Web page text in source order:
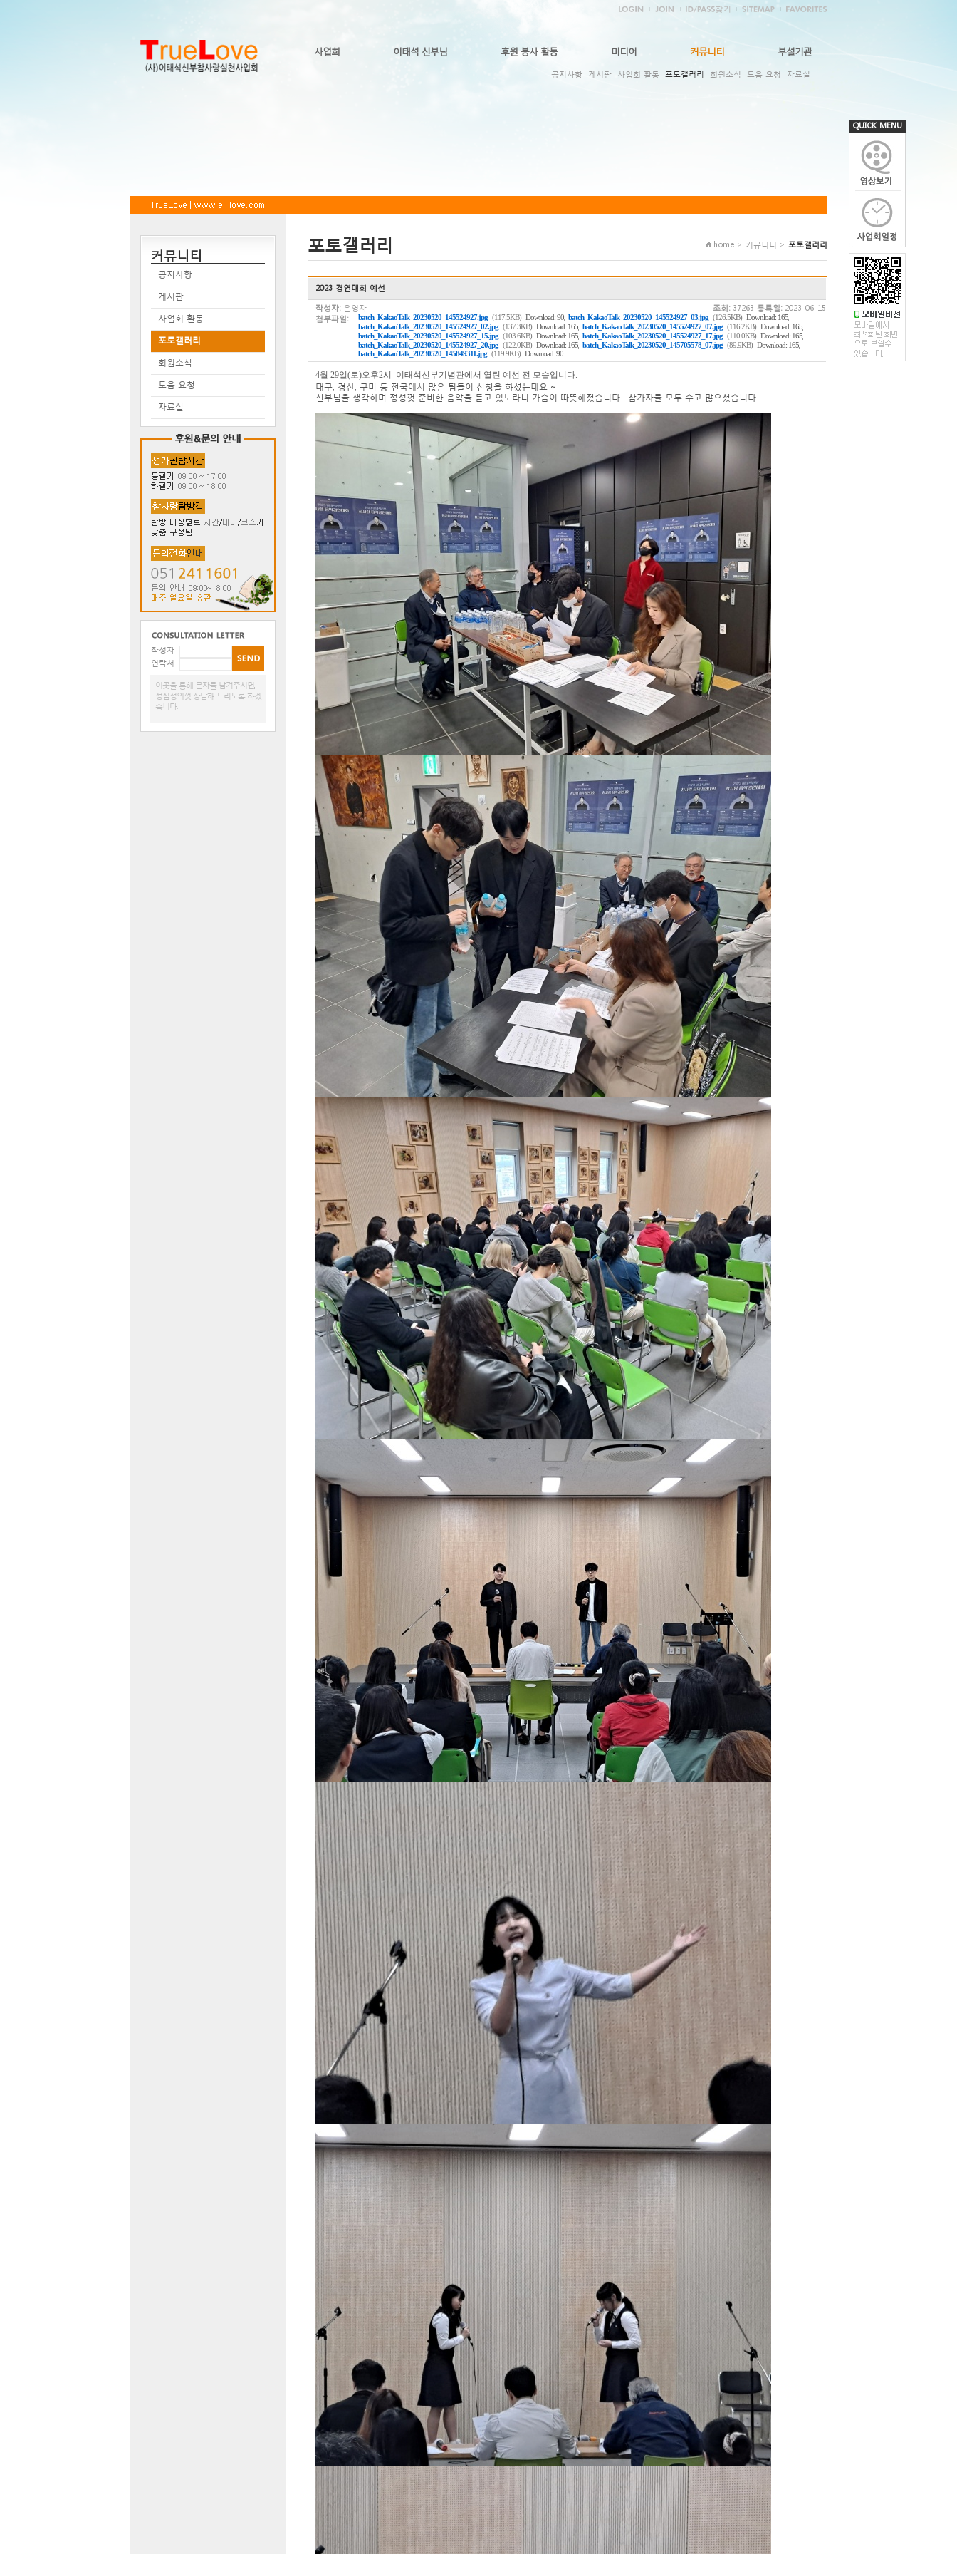
사업회 이태석 신부님 후원 봉사 활동 미디어 커뮤니티 부설기관
공지사항 게시판 사업회 활동 포토갤러리 회원소식 도움 요청 자료실
커뮤니티
공지사항
게시판
사업회 활동
포토갤러리
회원소식
도움 요청
자료실
작성자
연락처
이곳을 통해 문자를 남겨주시면,
성심성의껏 상담해 드리도록 하겠
습니다.
포토갤러리 home > 커뮤니티 > 포토갤러리
2023 경연대회 예선
작성자:운영자 조회:37263 등록일:2023-06-15
첨부파일:
batch_KakaoTalk_20230520_145524927.jpg (117.5KB) Download: 90, batch_KakaoTalk_20230520_145524927_03.jpg (126.5KB) Download: 165,
batch_KakaoTalk_20230520_145524927_02.jpg (137.3KB) Download: 165, batch_KakaoTalk_20230520_145524927_07.jpg (116.2KB) Download: 165,
batch_KakaoTalk_20230520_145524927_15.jpg (103.6KB) Download: 165, batch_KakaoTalk_20230520_145524927_17.jpg (110.0KB) Download: 165,
batch_KakaoTalk_20230520_145524927_20.jpg (122.0KB) Download: 165, batch_KakaoTalk_20230520_145705578_07.jpg (89.9KB) Download: 165,
batch_KakaoTalk_20230520_145849311.jpg (119.9KB) Download: 90
4월 29일(토)오후2시 이태석신부기념관에서 열린 예선 전 모습입니다.
대구, 경산, 구미 등 전국에서 많은 팀들이 신청을 하셨는데요 ~
신부님을 생각하며 정성껏 준비한 음악을 듣고 있노라니 가슴이 따뜻해졌습니다. 참가자들 모두 수고 많으셨습니다.
QUICK MENU